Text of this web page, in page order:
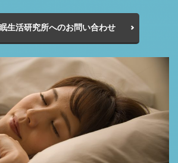
生活研究所へのお問い合わせ